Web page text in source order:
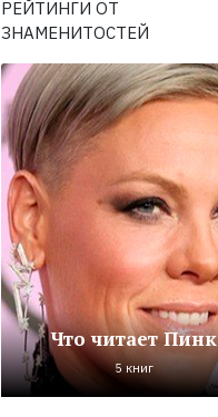
РЕЙТИНГИ ОТ
ЗНАМЕНИТОСТЕЙ
Что читает Пинк
5 книг